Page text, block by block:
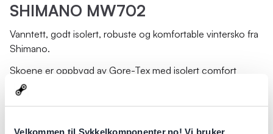
Velkommen til Sykkelkomponenter.no! Vi bruker
SHIMANO MW702
Vanntett, godt isolert, robuste og komfortable vintersko fra
Shimano.
Skoene er oppbygd av Gore-Tex med isolert comfort
innerfôr og en fleecefôret innersåle for ekstra isolasjon og
varmetetthet slik at dine føtter får maksimal komfort og
som festes med borrelås og som ligger som et skjold over